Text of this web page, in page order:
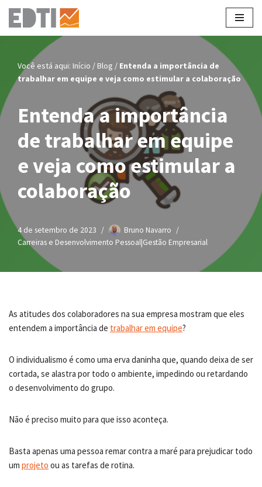
Pular
conteúdo
Você está aqui: Início / Blog / Entenda a importância de
trabalhar em equipe e veja como estimular a colaboração
Entenda a importância
de trabalhar em equipe
e veja como estimular a
colaboração
4 de setembro de 2023
Bruno Navarro
Carreiras e Desenvolvimento Pessoal|Gestão Empresarial
As atitudes dos colaboradores na sua empresa mostram que eles
entendem a importância de trabalhar em equipe?
O individualismo é como uma erva daninha que, quando deixa de ser
cortada, se alastra por todo o ambiente, impedindo ou retardando
o desenvolvimento do grupo.
Não é preciso muito para que isso aconteça.
Basta apenas uma pessoa remar contra a maré para prejudicar todo
um projeto ou as tarefas de rotina.